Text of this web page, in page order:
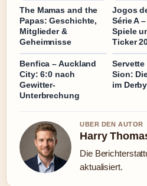
The Mamas and the
Papas: Geschichte,
Mitglieder &
Geheimnisse
Jogos
Série A
Spiele
Ticker
Benfica – Auckland
City: 6:0 nach
Gewitter-
Unterbrechung
Servette
Sion:
im
UBER DEN AUTOR
Harry
Die
aktualisiert.